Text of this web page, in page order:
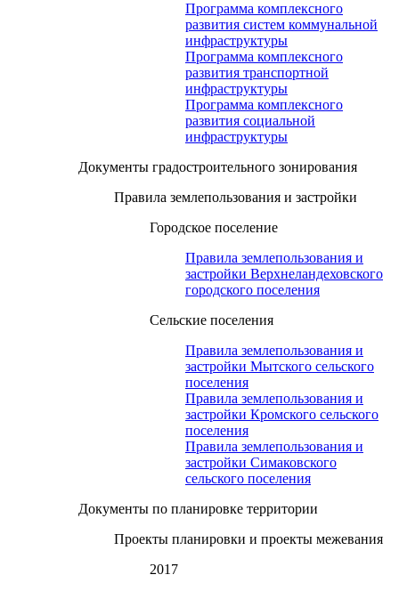
Программа комплексного
развития систем коммунальной
инфраструктуры
Программа комплексного
развития транспортной
инфраструктуры
Программа комплексного
развития социальной
инфраструктуры
Документы градостроительного зонирования
Правила землепользования и застройки
Городское поселение
Правила землепользования и
застройки Верхнеландеховского
городского поселения
Сельские поселения
Правила землепользования и
застройки Мытского сельского
поселения
Правила землепользования и
застройки Кромского сельского
поселения
Правила землепользования и
застройки Симаковского
сельского поселения
Документы по планировке территории
Проекты планировки и проекты межевания
2017